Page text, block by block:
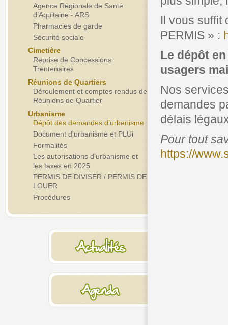
Agence Régionale de Santé
d’Aquitaine - ARS
Pharmacies de garde
Sécurité sociale
Cimetière
Reprise de Concessions
Trentenaires
Réunions de Quartiers
Déroulement et comptes rendus de
Réunions de Quartier
Urbanisme
Dépôt des demandes d’urbanisme
Document d’urbanisme et PLUi
Formalités
Les autorisations d’urbanisme et
les taxes en 2025
PERMIS DE DIVISER / PERMIS DE
LOUER
Procédures
Il vous suffit
PERMIS » :
Le dépôt
usagers
Nos
demandes
délais
Pour tout
https://